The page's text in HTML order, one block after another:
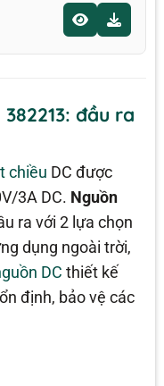
đầu ra
chiều DC được
3A DC. Nguồn
ra với 2 lựa chọn
dụng ngoài trời,
DC thiết kế
định, bảo vệ các